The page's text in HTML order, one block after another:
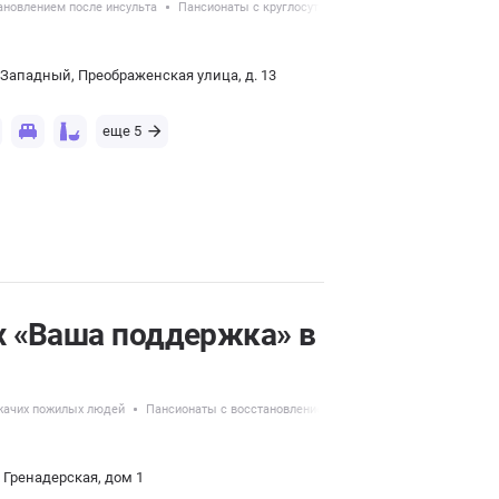
после инсульта Пансионаты с круглосуточным уходом
Преображенская улица, д. 13
еще 5
«Ваша поддержка» в
пожилых людей Пансионаты с восстановлением после инсульта
дом 1